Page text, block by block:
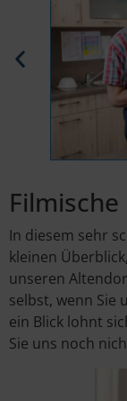
In diesem sehr
kleinen
unseren
selbst, wenn Sie
ein Blick lohnt
Sie uns noch